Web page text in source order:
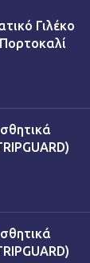
Γιλέκο